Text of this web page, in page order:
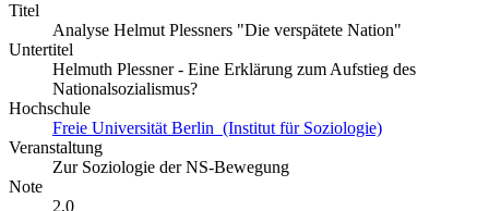
Titel
Analyse Helmut Plessners "Die verspätete Nation"
Untertitel
Helmuth Plessner - Eine Erklärung zum Aufstieg des
Nationalsozialismus?
Hochschule
Freie Universität Berlin (Institut für Soziologie)
Veranstaltung
Zur Soziologie der NS-Bewegung
Note
2,0